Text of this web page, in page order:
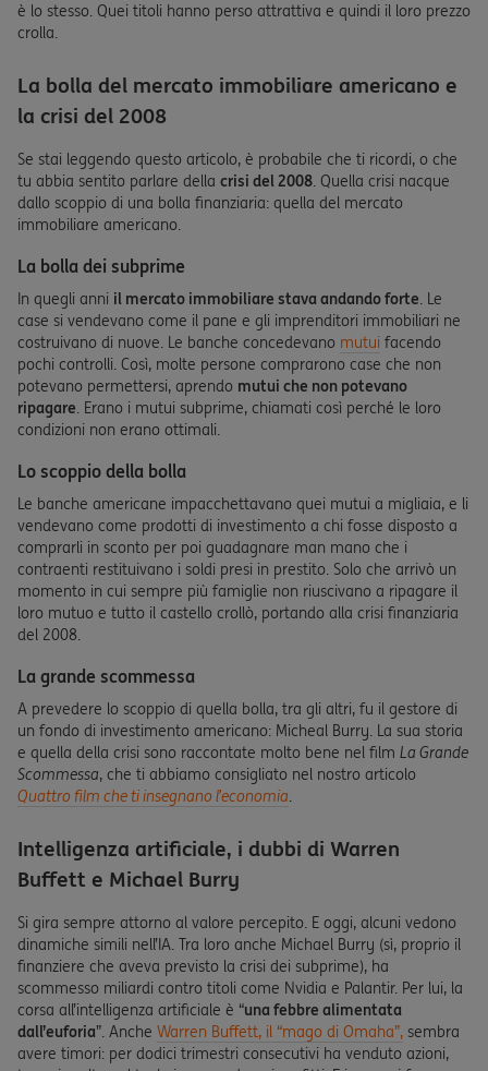
è lo stesso. Quei titoli hanno perso attrattiva e quindi il loro prezzo
crolla.
La bolla del mercato immobiliare americano e
la crisi del 2008
Se stai leggendo questo articolo, è probabile che ti ricordi, o che
tu abbia sentito parlare della crisi del 2008. Quella crisi nacque
dallo scoppio di una bolla finanziaria: quella del mercato
immobiliare americano.
La bolla dei subprime
In quegli anni il mercato immobiliare stava andando forte. Le
case si vendevano come il pane e gli imprenditori immobiliari ne
costruivano di nuove. Le banche concedevano mutui facendo
pochi controlli. Così, molte persone comprarono case che non
potevano permettersi, aprendo mutui che non potevano
ripagare. Erano i mutui subprime, chiamati così perché le loro
condizioni non erano ottimali.
Lo scoppio della bolla
Le banche americane impacchettavano quei mutui a migliaia, e li
vendevano come prodotti di investimento a chi fosse disposto a
comprarli in sconto per poi guadagnare man mano che i
contraenti restituivano i soldi presi in prestito. Solo che arrivò un
momento in cui sempre più famiglie non riuscivano a ripagare il
loro mutuo e tutto il castello crollò, portando alla crisi finanziaria
del 2008.
La grande scommessa
A prevedere lo scoppio di quella bolla, tra gli altri, fu il gestore di
un fondo di investimento americano: Micheal Burry. La sua storia
e quella della crisi sono raccontate molto bene nel film La Grande
Scommessa, che ti abbiamo consigliato nel nostro articolo
Quattro film che ti insegnano l’economia.
Intelligenza artificiale, i dubbi di Warren
Buffett e Michael Burry
Si gira sempre attorno al valore percepito. E oggi, alcuni vedono
dinamiche simili nell’IA. Tra loro anche Michael Burry (sì, proprio il
finanziere che aveva previsto la crisi dei subprime), ha
scommesso miliardi contro titoli come Nvidia e Palantir. Per lui, la
corsa all’intelligenza artificiale è “una febbre alimentata
dall’euforia”. Anche Warren Buffett, il “mago di Omaha”, sembra
avere timori: per dodici trimestri consecutivi ha venduto azioni,